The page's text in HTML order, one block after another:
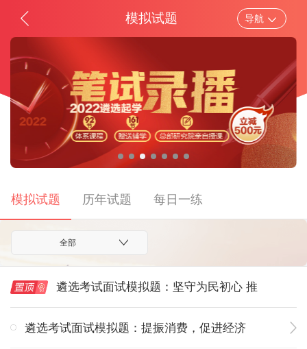
模拟试题 导航
模拟试题 历年试题 每日一练
全部
遴选考试面试模拟题：坚守为民初心 推
遴选考试面试模拟题：提振消费，促进经济
省市/中央遴选
考试公告 报考指导 考试通知
职位表 成绩查询 面试录用